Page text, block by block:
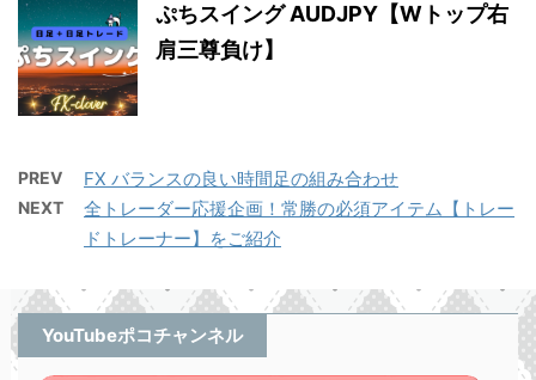
ぷちスイング AUDJPY【Wトップ右
肩三尊負け】
PREV FX バランスの良い時間足の組み合わせ
NEXT
全トレーダー応援企画！常勝の必須アイテム【トレー
ドトレーナー】をご紹介
YouTubeポコチャンネル